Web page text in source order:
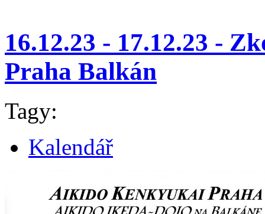
16.12.23 - 17.12.23 -
Praha Balkán
Tagy:
Kalendář